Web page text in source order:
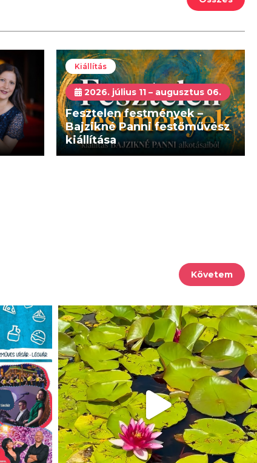
Kiállítás
2026. július 11 – augusztus 06.
Fesztelen festmények –
Bajzikné Panni festőművész
kiállítása
Követem